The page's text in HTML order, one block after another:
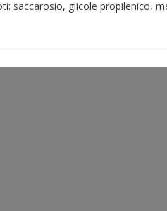
saccarosio, glicole propilenico,